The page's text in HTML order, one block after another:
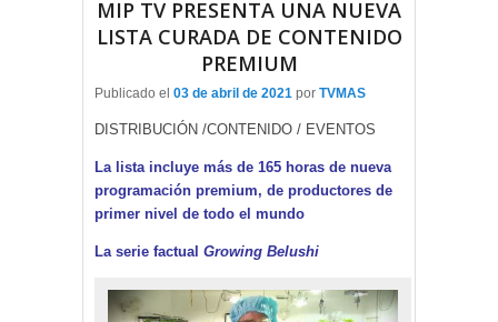
MIP TV PRESENTA UNA NUEVA
LISTA CURADA DE CONTENIDO
PREMIUM
Publicado el 03 de abril de 2021 por TVMAS
DISTRIBUCIÓN /CONTENIDO / EVENTOS
La lista incluye más de 165 horas de nueva
programación premium, de productores de
primer nivel de todo el mundo
La serie factual Growing Belushi